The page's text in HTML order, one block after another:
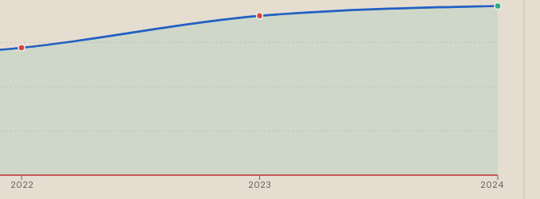
2022 2023 2024